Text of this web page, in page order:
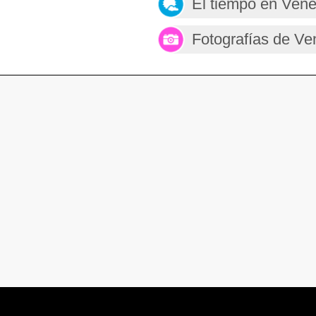
El tiempo en
Fotografías de